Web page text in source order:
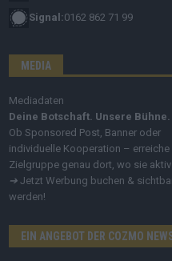
Signal:0162 862 71 99
MEDIA
Mediadaten
Deine Botschaft. Unsere Bühne.
Ob Sponsored Post, Banner oder
individuelle Kooperation – erreiche
Zielgruppe genau dort, wo sie aktiv
➔ Jetzt Werbung buchen &
werden!
EIN ANGEBOT DER COZMO